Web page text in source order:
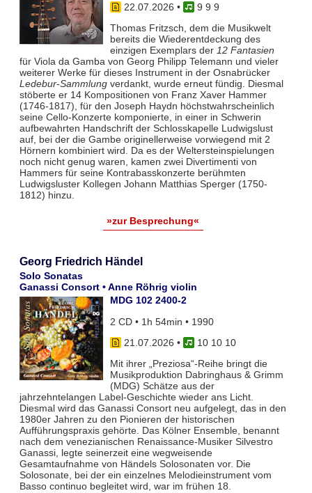
22.07.2026 •
9 9 9
Thomas Fritzsch, dem die Musikwelt
bereits die Wiederentdeckung des
einzigen Exemplars der 12 Fantasien
für Viola da Gamba von Georg Philipp Telemann und vieler
weiterer Werke für dieses Instrument in der Osnabrücker
Ledebur-Sammlungverdankt, wurde erneut fündig. Diesmal
stöberte er 14 Kompositionen von Franz Xaver Hammer
(1746-1817), für den Joseph Haydn höchstwahrscheinlich
seine Cello-Konzerte komponierte, in einer in Schwerin
aufbewahrten Handschrift der Schlosskapelle Ludwigslust
auf, bei der die Gambe originellerweise vorwiegend mit 2
Hörnern kombiniert wird. Da es der Weltersteinspielungen
noch nicht genug waren, kamen zwei Divertimenti von
Hammers für seine Kontrabasskonzerte berühmten
Ludwigsluster Kollegen Johann Matthias Sperger (1750-
1812) hinzu.
»zur Besprechung«
Georg Friedrich Händel
Solo Sonatas
Ganassi Consort • Anne Röhrig violin
MDG 102 2400-2
2 CD • 1h 54min • 1990
21.07.2026 •
10 10 10
Mit ihrer „Preziosa“-Reihe bringt die
Musikproduktion Dabringhaus & Grimm
(MDG) Schätze aus der
jahrzehntelangen Label-Geschichte wieder ans Licht.
Diesmal wird das Ganassi Consort neu aufgelegt, das in den
1980er Jahren zu den Pionieren der historischen
Aufführungspraxis gehörte. Das Kölner Ensemble, benannt
nach dem venezianischen Renaissance-Musiker Silvestro
Ganassi, legte seinerzeit eine wegweisende
Gesamtaufnahme von Händels Solosonaten vor. Die
Solosonate, bei der ein einzelnes Melodieinstrument vom
Basso continuo begleitet wird, war im frühen 18.